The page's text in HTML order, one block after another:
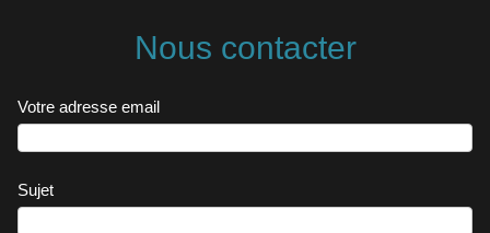
Nous contacter
Votre adresse email
Sujet